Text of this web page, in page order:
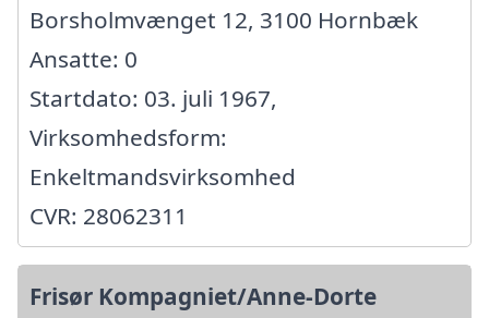
Borsholmvænget 12, 3100 Hornbæk
Ansatte: 0
Startdato: 03. juli 1967,
Virksomhedsform:
Enkeltmandsvirksomhed
CVR: 28062311
Frisør Kompagniet/Anne-Dorte